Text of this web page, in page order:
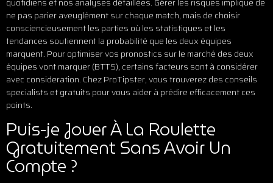
ne pas parier aveuglément sur chaque match, mais de choisir
consciencieusement les parties où les statistiques et les
tendances soutiennent la probabilité que les deux équipes
marquent. Pour optimiser vos pronostics sur le marché des deux
équipes vont marquer (BTTS), certains facteurs sont à considérer
avec consideration. Chez ProTipster, vous trouverez des conseils
specialists et gratuits pour vous aider à prédire efficacement ces
points.
Puis-je Jouer À La Roulette
Gratuitement Sans Avoir Un
Compte ?